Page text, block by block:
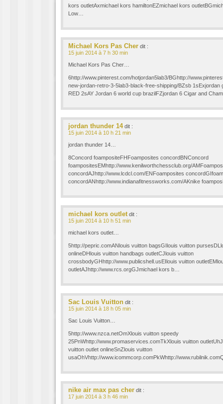
kors outletAxmichael kors hamiltonEZmichael kors
Low…
Michael Kors Pas Cher dit :
15 juin 2014 à 7 h 30 min
Michael Kors Pas Cher…
6http://www.pinterest.com/hotjordan5lab3/BGhttp://
new-jordan-retro-3-5lab3-black-free-shipping/BZsb 1sExjordan
RED 2sAY Jordan 6 world cup brazilFZjordan 6 Cigar and
jordan thunder 14 dit :
15 juin 2014 à 10 h 21 min
jordan thunder 14…
8Concord foampositeFHFoamposites concordBNConcord
foampositesEMhttp://www.kenilworthchessclub.org/
concordAJhttp://www.lcdcl.com/ENFoamposites
concordANhttp://www.indianafitnessworks.com/AKnike
michael kors outlet dit :
15 juin 2014 à 10 h 51 min
michael kors outlet…
5http://pepric.comANlouis vuitton bagsGIlouis vuitton
onlineDHlouis vuitton handbags outletCJlouis vuitton
crossbodyGHhttp://www.publicshell.usEIlouis vuitton
outletAJhttp://www.rcs.orgGJmichael kors b…
Sac Louis Vuitton dit :
15 juin 2014 à 18 h 05 min
Sac Louis Vuitton…
5http://www.nzca.netOmXlouis vuitton speedy
25PnWhttp://www.promaservices.comTkXlouis vuitton
vuitton outlet onlineSnZlouis vuitton
usaOhVhttp://www.icommcorp.comPkWhttp://
nike air max pas cher dit :
17 juin 2014 à 3 h 46 min